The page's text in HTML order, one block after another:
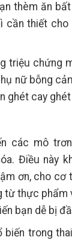
thèm ăn
cần thiết
triệu chứng
nữ bỗng
ghét cay
các mô
Điều này
ơn, cho cơ
từ thực phẩm
bạn dễ bị
biến trong